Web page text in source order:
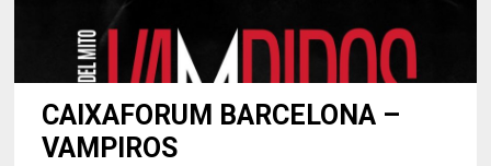
CAIXAFORUM BARCELONA –
VAMPIROS